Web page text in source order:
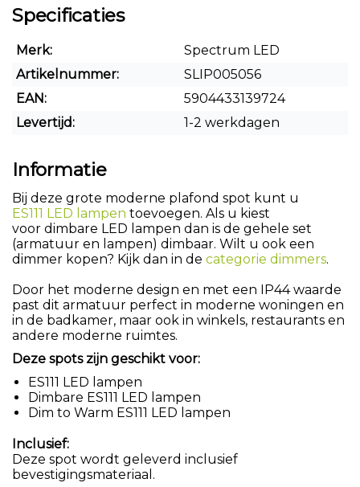
Specificaties
Merk:
Spectrum LED
Artikelnummer:
SLIP005056
EAN:
5904433139724
Levertijd:
1-2 werkdagen
Informatie
Bij deze grote moderne plafond spot kunt u
ES111 LED lampen toevoegen. Als u kiest
voor dimbare LED lampen dan is de gehele set
(armatuur en lampen) dimbaar. Wilt u ook een
dimmer kopen? Kijk dan in de categorie dimmers.
Door het moderne design en met een IP44 waarde
past dit armatuur perfect in moderne woningen en
in de badkamer, maar ook in winkels, restaurants en
andere moderne ruimtes.
Deze spots zijn geschikt voor:
ES111 LED lampen
Dimbare ES111 LED lampen
Dim to Warm ES111 LED lampen
Inclusief:
Deze spot wordt geleverd inclusief
bevestigingsmateriaal.